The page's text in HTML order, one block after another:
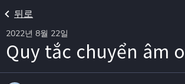
뒤로
2022년 8월 22일
Quy tắc chuyển âm